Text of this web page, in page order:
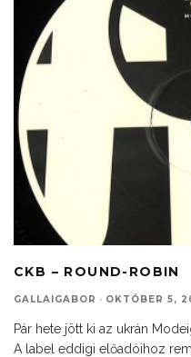
CKB – ROUND-ROBIN
GALLAIGABOR · OKTÓBER 5,
Pár hete jött ki az ukrán
A label eddigi előadóihoz